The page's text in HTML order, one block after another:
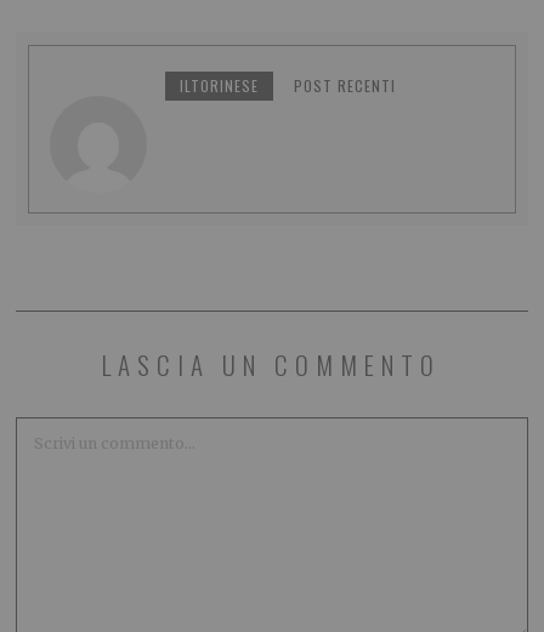
ILTORINESE POST RECENTI
LASCIA UN COMMENTO